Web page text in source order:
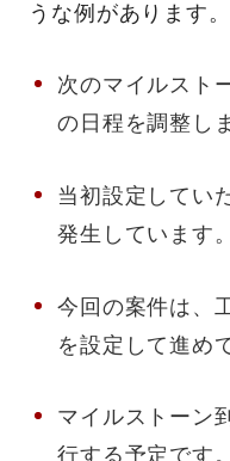
うな例があります。
次のマイルスト
の日程を調整し
当初設定してい
発生しています
今回の案件は、
を設定して進め
マイルストーン
行する予定です